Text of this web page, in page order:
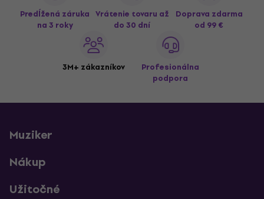
Predĺžená záruka
na 3 roky
Vrátenie tovaru až
do 30 dní
Doprava zdarma
od 99 €
3M+ zákazníkov
Profesionálna
podpora
Muziker
Nákup
Užitočné